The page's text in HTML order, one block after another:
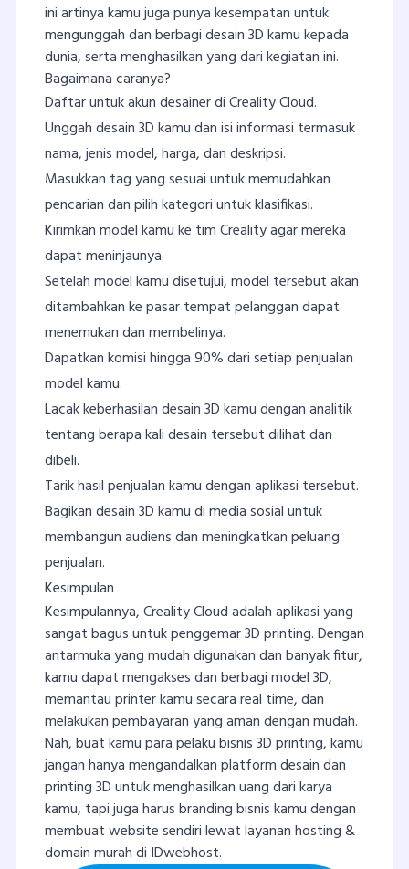
ini artinya kamu juga punya kesempatan untuk
mengunggah dan berbagi desain 3D kamu kepada
dunia, serta menghasilkan yang dari kegiatan ini.
Bagaimana caranya?
Daftar untuk akun desainer di Creality Cloud.
Unggah desain 3D kamu dan isi informasi termasuk
nama, jenis model, harga, dan deskripsi.
Masukkan tag yang sesuai untuk memudahkan
pencarian dan pilih kategori untuk klasifikasi.
Kirimkan model kamu ke tim Creality agar mereka
dapat meninjaunya.
Setelah model kamu disetujui, model tersebut akan
ditambahkan ke pasar tempat pelanggan dapat
menemukan dan membelinya.
Dapatkan komisi hingga 90% dari setiap penjualan
model kamu.
Lacak keberhasilan desain 3D kamu dengan analitik
tentang berapa kali desain tersebut dilihat dan
dibeli.
Tarik hasil penjualan kamu dengan aplikasi tersebut.
Bagikan desain 3D kamu di media sosial untuk
membangun audiens dan meningkatkan peluang
penjualan.
Kesimpulan
Kesimpulannya, Creality Cloud adalah aplikasi yang
sangat bagus untuk penggemar 3D printing. Dengan
antarmuka yang mudah digunakan dan banyak fitur,
kamu dapat mengakses dan berbagi model 3D,
memantau printer kamu secara real time, dan
melakukan pembayaran yang aman dengan mudah.
Nah, buat kamu para pelaku bisnis 3D printing, kamu
jangan hanya mengandalkan platform desain dan
printing 3D untuk menghasilkan uang dari karya
kamu, tapi juga harus branding bisnis kamu dengan
membuat website sendiri lewat layanan hosting &
domain murah di IDwebhost.